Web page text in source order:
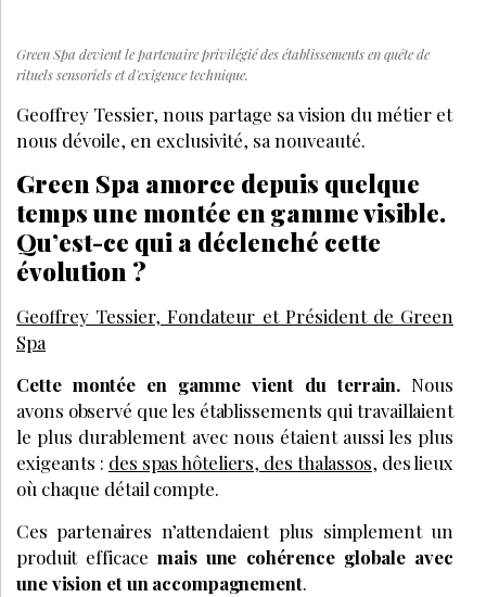
Green Spa devient le partenaire privilégié des établissements en quête de
rituels sensoriels et d'exigence technique.
Geoffrey Tessier, nous partage sa vision du métier et
nous dévoile, en exclusivité, sa nouveauté.
Green Spa amorce depuis quelque
temps une montée en gamme visible.
Qu’est-ce qui a déclenché cette
évolution ?
Geoffrey Tessier, Fondateur et Président de Green
Spa
Cette montée en gamme vient du terrain. Nous
avons observé que les établissements qui travaillaient
le plus durablement avec nous étaient aussi les plus
exigeants : des spas hôteliers, des thalassos, des lieux
où chaque détail compte.
Ces partenaires n’attendaient plus simplement un
produit efficace mais une cohérence globale avec
une vision et un accompagnement.